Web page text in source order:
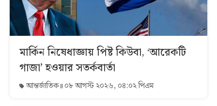
মার্কিন নিষেধাজ্ঞায় পিষ্ট কিউবা, ‘আরেকটি
গাজা’ হওয়ার সতর্কবার্তা
আন্তর্জাতিক ০৮ আগস্ট ২০২৬, ০৪:০২ পিএম